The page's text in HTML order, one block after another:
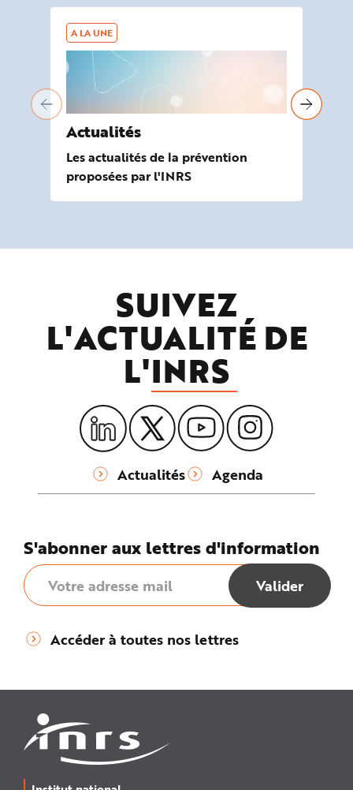
A LA UNE
Actualités
Les actualités de la prévention
proposées par l'INRS
SUIVEZ
L'ACTUALITÉ DE
L'INRS
Actualités Agenda
S'abonner aux lettres d'information
Accéder à toutes nos lettres